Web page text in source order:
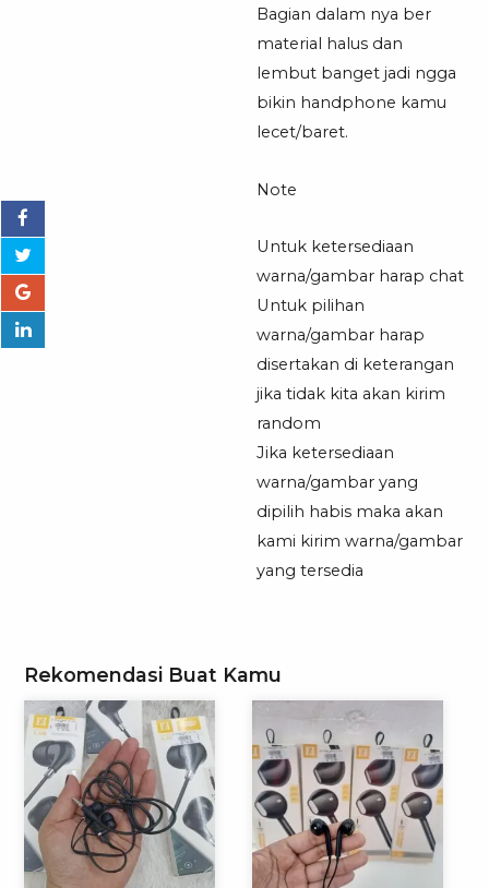
Bagian dalam nya ber
material halus dan
lembut banget jadi ngga
bikin handphone kamu
lecet/baret.
Note
Untuk ketersediaan
warna/gambar harap chat
Untuk pilihan
warna/gambar harap
disertakan di keterangan
jika tidak kita akan kirim
random
Jika ketersediaan
warna/gambar yang
dipilih habis maka akan
kami kirim warna/gambar
yang tersedia
Rekomendasi Buat Kamu